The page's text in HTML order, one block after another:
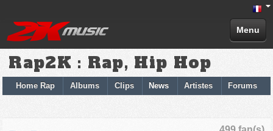
Menu
Rap2K : Rap, Hip Hop
Home Rap Albums Clips News Artistes Forums